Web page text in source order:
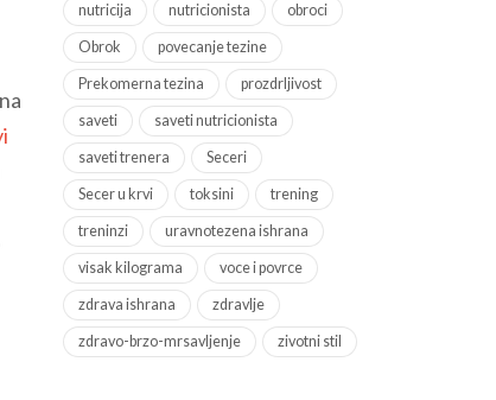
nutricija nutricionista obroci
Obrok povecanje tezine
Prekomerna tezina prozdrljivost
saveti saveti nutricionista
saveti trenera Seceri
Secer u krvi toksini trening
treninzi uravnotezena ishrana
visak kilograma voce i povrce
zdrava ishrana zdravlje
zdravo-brzo-mrsavljenje zivotni stil